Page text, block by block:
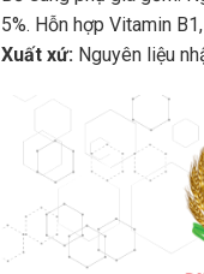
5%. Hỗn hợp Vitamin
Xuất xứ: Nguyên liệu